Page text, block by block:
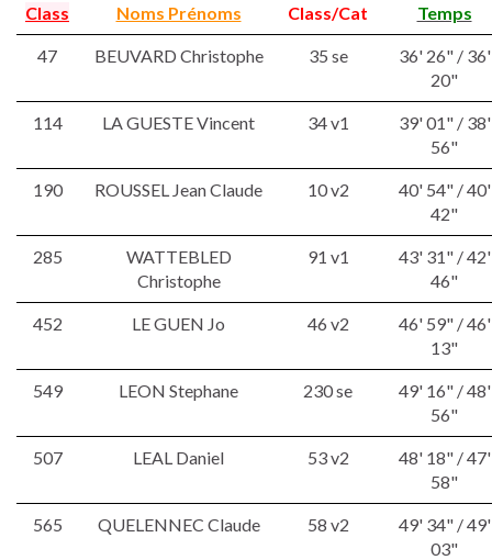
Class Noms Prénoms Class/Cat Temps
47 BEUVARD Christophe 35 se
36' 26" / 36'
20"
114 LA GUESTE Vincent 34 v1
39' 01" / 38'
56"
190 ROUSSEL Jean Claude 10 v2
40' 54" / 40'
42"
285
WATTEBLED
Christophe
91 v1
43' 31" / 42'
46"
452 LE GUEN Jo 46 v2
46' 59" / 46'
13"
549 LEON Stephane 230 se
49' 16" / 48'
56"
507 LEAL Daniel 53 v2
48' 18" / 47'
58"
565 QUELENNEC Claude 58 v2
49' 34" / 49'
03"